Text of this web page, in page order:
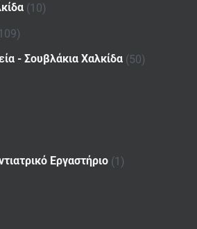
(10)
- Σουβλάκια Χαλκίδα (50)
Εργαστήριο (1)